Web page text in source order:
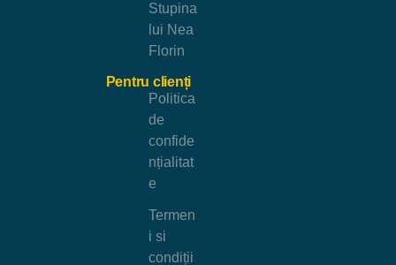
Stupina
lui Nea
Florin
Pentru clienți
Politica
de
confide
nțialitat
e
Termen
i si
condiții